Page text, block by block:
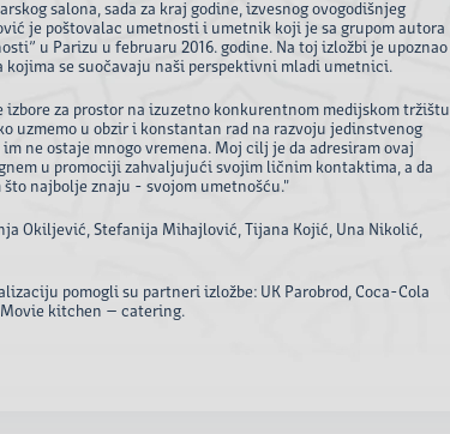
salona, sada za kraj godine, izvesnog ovogodišnjeg
je poštovalac umetnosti i umetnik koji je sa grupom autora
u Parizu u februaru 2016. godine. Na toj izložbi je upoznao
kojima se suočavaju naši perspektivni mladi umetnici.
izbore za prostor na izuzetno konkurentnom medijskom tržištu
uzmemo u obzir i konstantan rad na razvoju jedinstvenog
ne ostaje mnogo vremena. Moj cilj je da adresiram ovaj
u promociji zahvaljujući svojim ličnim kontaktima, a da
što najbolje znaju - svojom umetnošću."
Okiljević, Stefanija Mihajlović, Tijana Kojić, Una Nikolić,
pomogli su partneri izložbe: UK Parobrod, Coca-Cola
Movie kitchen – catering.